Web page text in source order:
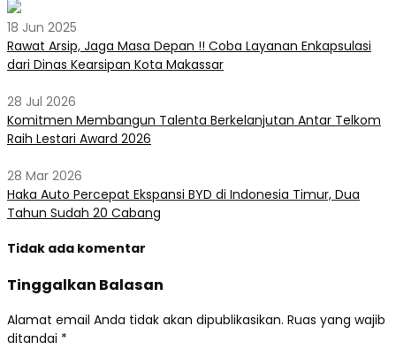
18 Jun 2025
Rawat Arsip, Jaga Masa Depan !! Coba Layanan Enkapsulasi
dari Dinas Kearsipan Kota Makassar
28 Jul 2026
Komitmen Membangun Talenta Berkelanjutan Antar Telkom
Raih Lestari Award 2026
28 Mar 2026
Haka Auto Percepat Ekspansi BYD di Indonesia Timur, Dua
Tahun Sudah 20 Cabang
Tidak ada komentar
Tinggalkan Balasan
Alamat email Anda tidak akan dipublikasikan. Ruas yang wajib
ditandai *